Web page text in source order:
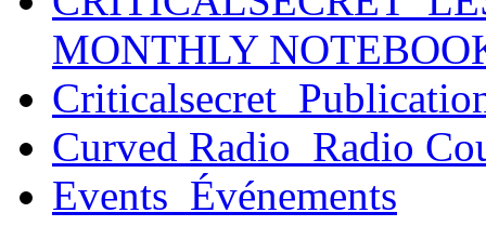
MONTHLY
Curved Radio_Radio
Events_Événements